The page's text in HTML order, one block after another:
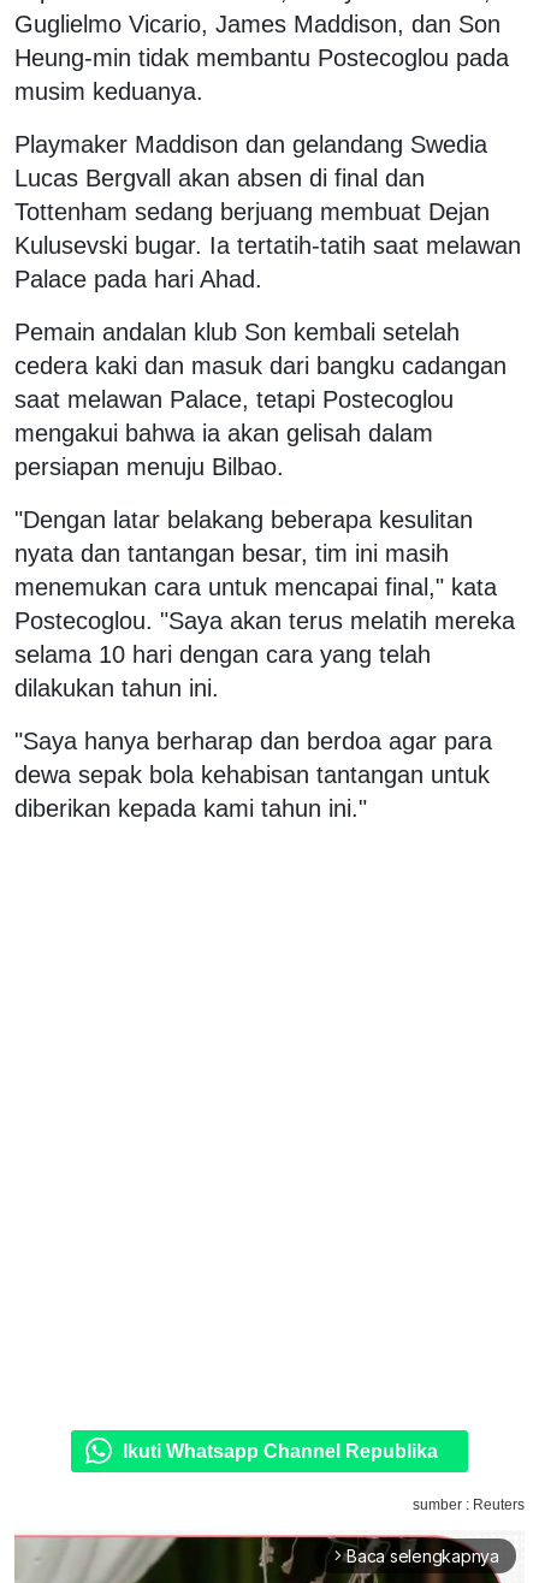
Guglielmo Vicario, James Maddison, dan Son
Heung-min tidak membantu Postecoglou pada
musim keduanya.
Playmaker Maddison dan gelandang Swedia
Lucas Bergvall akan absen di final dan
Tottenham sedang berjuang membuat Dejan
Kulusevski bugar. Ia tertatih-tatih saat melawan
Palace pada hari Ahad.
Pemain andalan klub Son kembali setelah
cedera kaki dan masuk dari bangku cadangan
saat melawan Palace, tetapi Postecoglou
mengakui bahwa ia akan gelisah dalam
persiapan menuju Bilbao.
"Dengan latar belakang beberapa kesulitan
nyata dan tantangan besar, tim ini masih
menemukan cara untuk mencapai final," kata
Postecoglou. "Saya akan terus melatih mereka
selama 10 hari dengan cara yang telah
dilakukan tahun ini.
"Saya hanya berharap dan berdoa agar para
dewa sepak bola kehabisan tantangan untuk
diberikan kepada kami tahun ini."
Ikuti Whatsapp Channel Republika
sumber : Reuters
arrow_forward_ios Baca selengkapnya